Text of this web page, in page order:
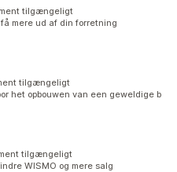
tilgængeligt
mere ud af din forretning
tilgængeligt
het opbouwen van een geweldige b
tilgængeligt
WISMO og mere salg